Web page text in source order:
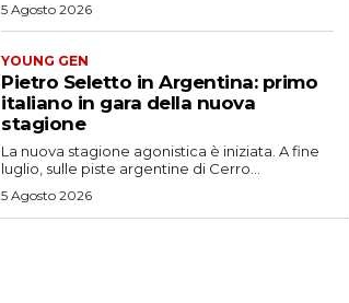
5 Agosto 2026
YOUNG GEN
Pietro Seletto in Argentina: primo
italiano in gara della nuova
stagione
La nuova stagione agonistica è iniziata. A fine
luglio, sulle piste argentine di Cerro...
5 Agosto 2026